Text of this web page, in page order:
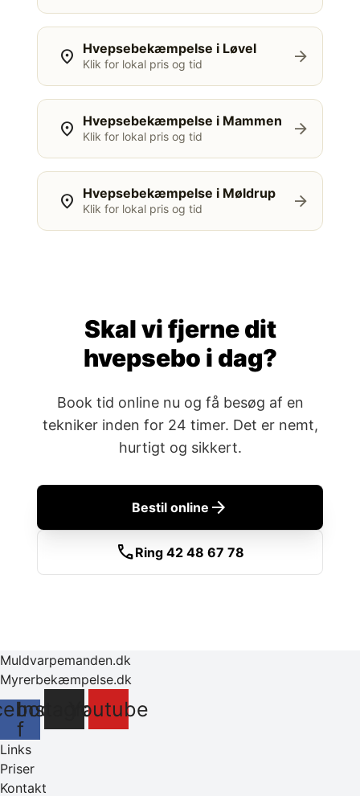
location_on Hvepsebekæmpelse i Løvel
Klik for lokal pris og tid arrow_forward
location_on Hvepsebekæmpelse i Mammen
Klik for lokal pris og tid arrow_forward
location_on Hvepsebekæmpelse i Møldrup
Klik for lokal pris og tid arrow_forward
Skal vi fjerne dit
hvepsebo i dag?
Book tid online nu og få besøg af en
tekniker inden for 24 timer. Det er nemt,
hurtigt og sikkert.
Bestil online arrow_forward
callRing 42 48 67 78
Muldvarpemanden.dk
Myrerbekæmpelse.dk
f
InstagramYoutube
Links
Priser
Kontakt